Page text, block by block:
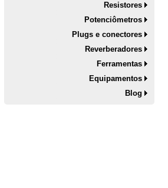
Resistores
Potenciômetros
Plugs e conectores
Reverberadores
Ferramentas
Equipamentos
Blog